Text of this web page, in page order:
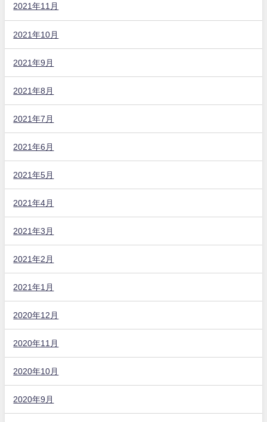
2021年11月
2021年10月
2021年9月
2021年8月
2021年7月
2021年6月
2021年5月
2021年4月
2021年3月
2021年2月
2021年1月
2020年12月
2020年11月
2020年10月
2020年9月